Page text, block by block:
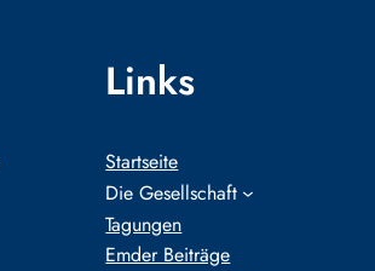
Links
Startseite
Die Gesellschaft
Tagungen
Emder Beiträge